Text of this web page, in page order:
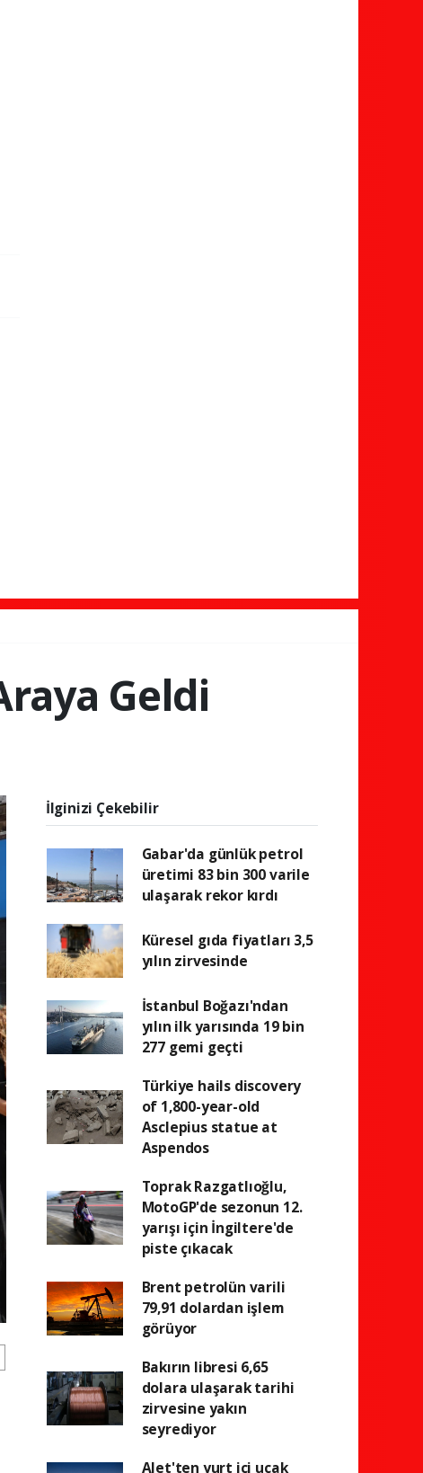
Geldi
İlginizi Çekebilir
Gabar'da günlük petrol
üretimi 83 bin 300 varile
ulaşarak rekor kırdı
Küresel gıda fiyatları 3,5
yılın zirvesinde
İstanbul Boğazı'ndan
yılın ilk yarısında 19 bin
277 gemi geçti
Türkiye hails discovery
of 1,800-year-old
Asclepius statue at
Aspendos
Toprak Razgatlıoğlu,
MotoGP'de sezonun 12.
yarışı için İngiltere'de
piste çıkacak
Brent petrolün varili
79,91 dolardan işlem
görüyor
Bakırın libresi 6,65
dolara ulaşarak tarihi
zirvesine yakın
seyrediyor
AJet'ten yurt içi uçak